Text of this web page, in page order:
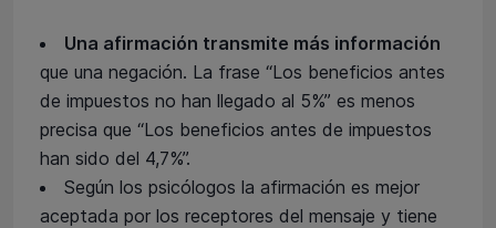
Una afirmación transmite más información
que una negación. La frase “Los beneficios antes
de impuestos no han llegado al 5%” es menos
precisa que “Los beneficios antes de impuestos
han sido del 4,7%”.
Según los psicólogos la afirmación es mejor
aceptada por los receptores del mensaje y tiene